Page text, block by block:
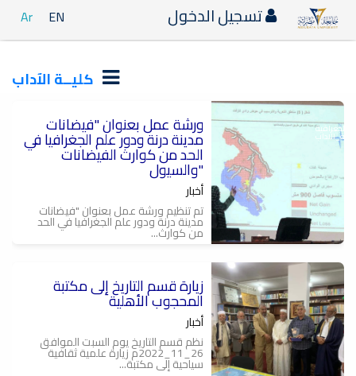
Ar EN تسجيل الدخول
كليــة الآداب
ورشة عمل بعنوان "فيضانات
مدينة درنة ودور علم الجغرافيا في
الحد من كوارث الفيضانات
والسيول"
أخبار
تم تنظيم ورشة عمل بعنوان "فيضانات
مدينة درنة ودور علم الجغرافيا في الحد
من كوارث...
زيارة قسم التاريخ إلى مكتبة
المحجوب الأهلية
أخبار
نظم قسم التاريخ يوم السبت الموافق
26_11_2022م زيارة علمية ثقافية
سياحية إلى مكتبة...